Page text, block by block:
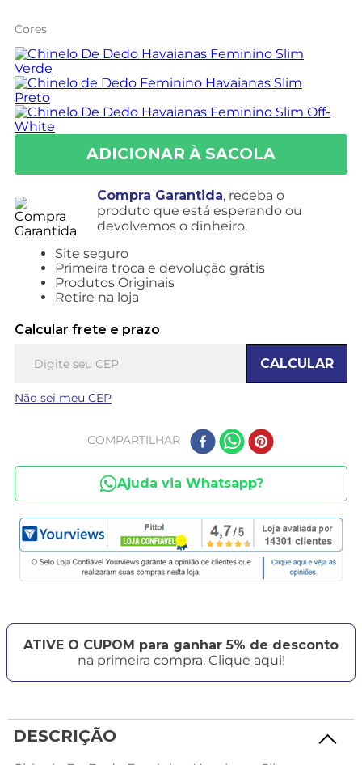
Cores
Compra Garantida, receba o
produto que está esperando ou
devolvemos o dinheiro.
Site seguro
Primeira troca e devolução grátis
Produtos Originais
Retire na loja
Calcular frete e prazo
CALCULAR
Não sei meu CEP
COMPARTILHAR
Ajuda via Whatsapp?
ATIVE O CUPOM para ganhar 5% de desconto
na primeira compra. Clique aqui!
DESCRIÇÃO